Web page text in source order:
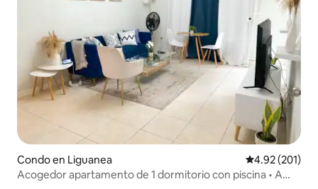
Condo en Liguanea Calificación
4.92 (201)
Acogedor apartamento de 1 dormitorio con piscina • A